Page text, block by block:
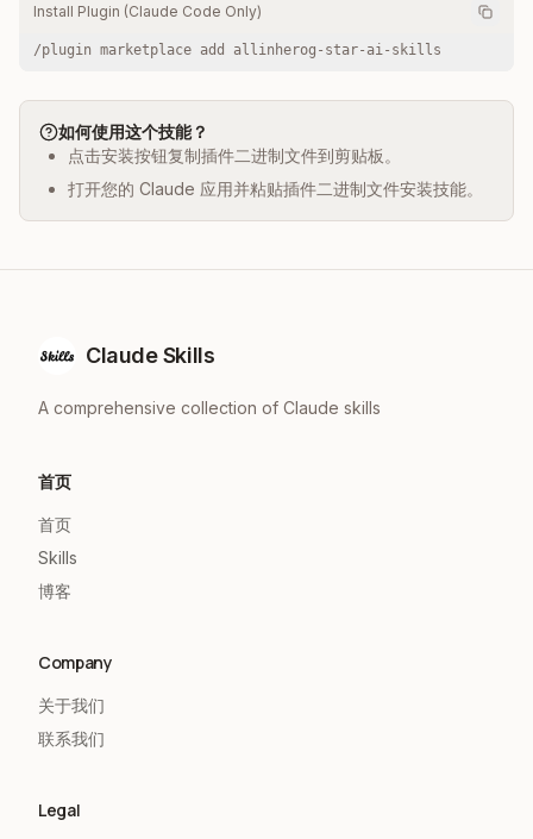
Install Plugin (Claude Code Only)
/plugin marketplace add allinherog-star-ai-skills
如何使用这个技能？
点击安装按钮复制插件二进制文件到剪贴板。
打开您的 Claude 应用并粘贴插件二进制文件安装技能。
Claude Skills
A comprehensive collection of Claude skills
首页
首页
Skills
博客
Company
关于我们
联系我们
Legal